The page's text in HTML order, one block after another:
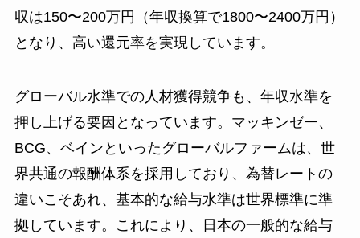
収は150〜200万円（年収換算で1800〜2400万円）
となり、高い還元率を実現しています。
グローバル水準での人材獲得競争も、年収水準を
押し上げる要因となっています。マッキンゼー、
BCG、ベインといったグローバルファームは、世
界共通の報酬体系を採用しており、為替レートの
違いこそあれ、基本的な給与水準は世界標準に準
拠しています。これにより、日本の一般的な給与